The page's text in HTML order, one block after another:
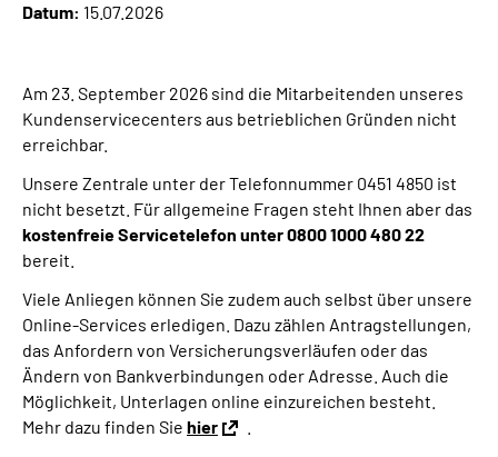
Über uns
Online-Services
Inhalte in Gebärdensprache (DGS)
Leichte Sprache
Suche
Mein Kundenportal
Datum: 15.07.2026
Am 23. September 2026 sind die Mitarbeitenden unseres
Kundenservicecenters aus betrieblichen Gründen nicht
erreichbar.
Unsere Zentrale unter der Telefonnummer 0451 4850 ist
nicht besetzt. Für allgemeine Fragen steht Ihnen aber das
kostenfreie Servicetelefon unter 0800 1000 480 22
bereit.
Viele Anliegen können Sie zudem auch selbst über unsere
Online-Services erledigen. Dazu zählen Antragstellungen,
das Anfordern von Versicherungsverläufen oder das
Ändern von Bankverbindungen oder Adresse. Auch die
Möglichkeit, Unterlagen online einzureichen besteht.
Mehr dazu finden Sie hier